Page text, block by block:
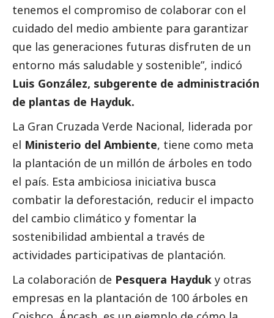
tenemos el compromiso de colaborar con el
cuidado del medio ambiente para garantizar
que las generaciones futuras disfruten de un
entorno más saludable y sostenible”, indicó
Luis González, subgerente de administración
de plantas de Hayduk.
La Gran Cruzada Verde Nacional, liderada por
el Ministerio del Ambiente, tiene como meta
la plantación de un millón de árboles en todo
el país. Esta ambiciosa iniciativa busca
combatir la deforestación, reducir el impacto
del cambio climático y fomentar la
sostenibilidad ambiental a través de
actividades participativas de plantación.
La colaboración de Pesquera Hayduk y otras
empresas en la plantación de 100 árboles en